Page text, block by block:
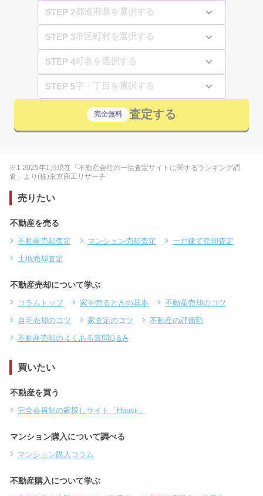
STEP 2
STEP 3
STEP 4
STEP 5
完全無料 査定する
※1 2025年1月現在「不動産会社の一括査定サイトに関するランキング調
査」より(株)東京商工リサーチ
売りたい
不動産を売る
不動産売却査定 マンション売却査定
一戸建て売却査定
土地売却査定
不動産売却について学ぶ
コラムトップ 家を売るときの基本
不動産売却のコツ
自宅売却のコツ
家査定のコツ
不動産の評価額
不動産売却のよくある質問Q＆A
買いたい
不動産を買う
完全会員制の家探しサイト「Housii」
マンション購入について調べる
マンション購入コラム
不動産購入について学ぶ